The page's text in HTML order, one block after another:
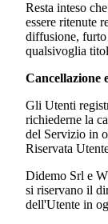
Resta inteso
essere ritenute
diffusione, furto
qualsivoglia
Cancellazione
Gli Utenti
richiederne la
del Servizio in
Riservata
Didemo Srl e
si riservano il
dell'Utente in